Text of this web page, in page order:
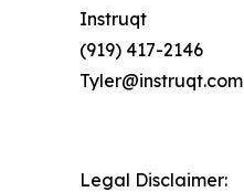
Instruqt
(919) 417-2146
Tyler@instruqt.com
Legal Disclaimer: